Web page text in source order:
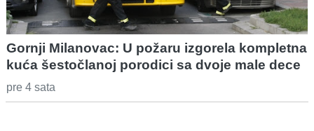
Gornji Milanovac: U požaru izgorela kompletna
kuća šestočlanoj porodici sa dvoje male dece
pre 4 sata